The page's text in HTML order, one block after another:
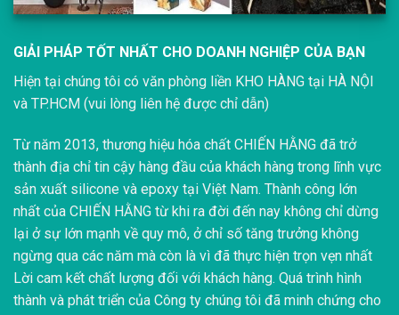
GIẢI PHÁP TỐT NHẤT CHO DOANH NGHIỆP CỦA BẠN
Hiện tại chúng tôi có văn phòng liền KHO HÀNG tại HÀ NỘI
và TP.HCM (vui lòng liên hệ được chỉ dẫn)
Từ năm 2013, thương hiệu hóa chất CHIẾN HẰNG đã trở
thành địa chỉ tin cậy hàng đầu của khách hàng trong lĩnh vực
sản xuất silicone và epoxy tại Việt Nam. Thành công lớn
nhất của CHIẾN HẰNG từ khi ra đời đến nay không chỉ dừng
lại ở sự lớn mạnh về quy mô, ở chỉ số tăng trưởng không
ngừng qua các năm mà còn là vì đã thực hiện trọn vẹn nhất
Lời cam kết chất lượng đối với khách hàng. Quá trình hình
thành và phát triển của Công ty chúng tôi đã minh chứng cho